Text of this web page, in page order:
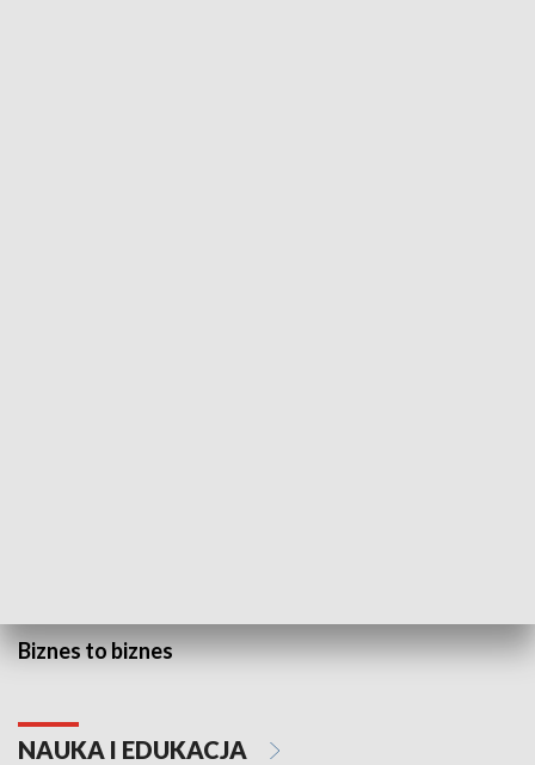
Biznes to biznes
NAUKA I EDUKACJA